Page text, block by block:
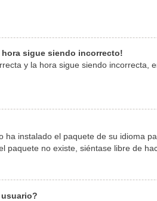
hora sigue siendo incorrecto!
y la hora sigue siendo
ha instalado el paquete de su idioma
paquete no existe, siéntase libre de